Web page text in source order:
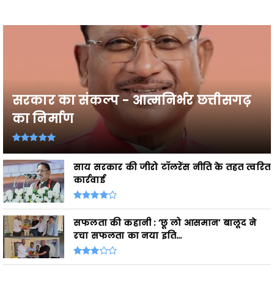
सरकार का संकल्प - आत्मनिर्भर छत्तीसगढ़
का निर्माण
साय सरकार की जीरो टॉलरेंस नीति के तहत त्वरित
कार्रवाई
सफलता की कहानी : ‘छू लो आसमान’ बालूद ने
रचा सफलता का नया इति...